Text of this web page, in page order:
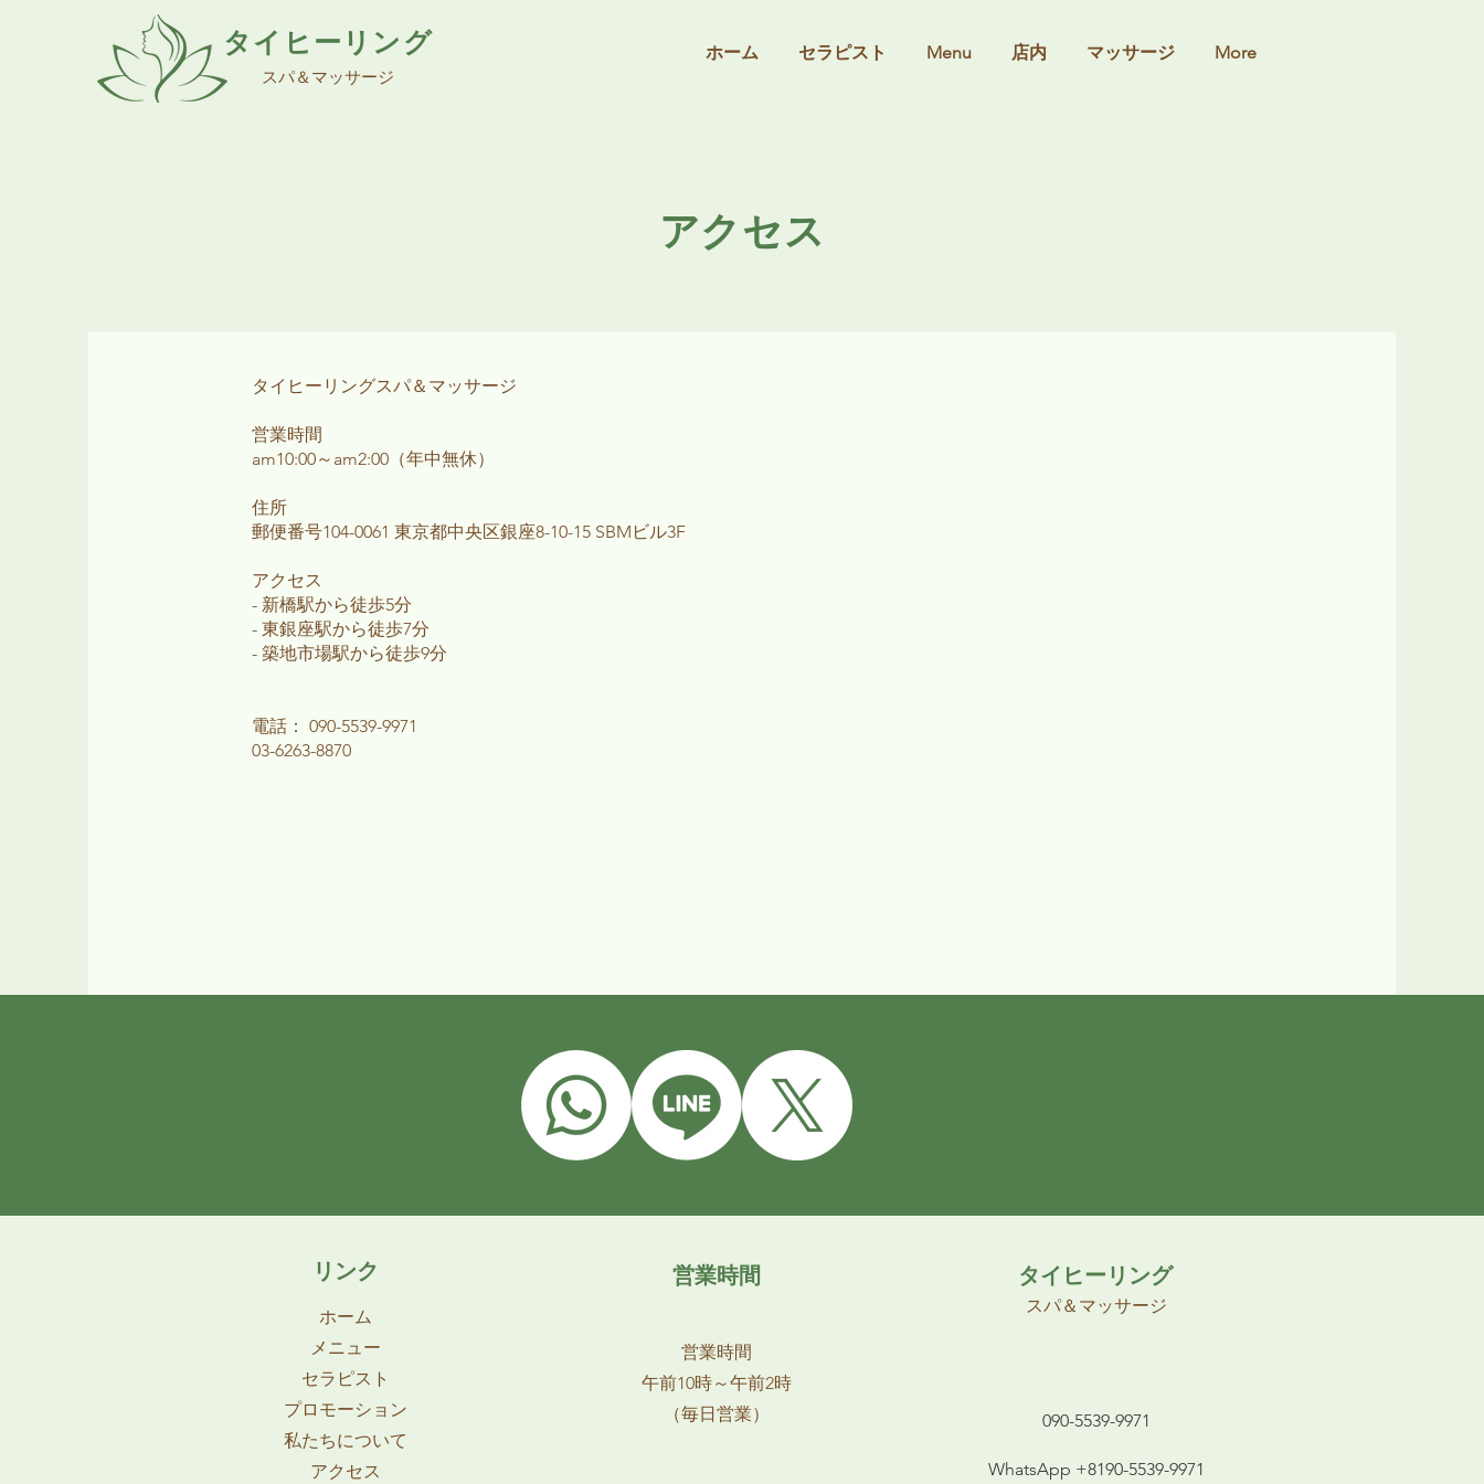
タイヒーリング
スパ＆マッサージ
ホーム セラピスト Menu 店内 マッサージ More
アクセス
タイヒーリングスパ＆マッサージ
営業時間
am10:00～am2:00（年中無休）
住所
郵便番号104-0061 東京都中央区銀座8-10-15 SBMビル3F
アクセス
- 新橋駅から徒歩5分
- 東銀座駅から徒歩7分
- 築地市場駅から徒歩9分
電話： 090-5539-9971
03-6263-8870
リンク
ホーム
メニュー
セラピスト
プロモーション
私たちについて
​アクセス
営業時間
営業時間
午前10時～午前2時
（毎日営業）
タイヒーリング
スパ＆マッサージ
090-5539-9971
WhatsApp +8190-5539-9971